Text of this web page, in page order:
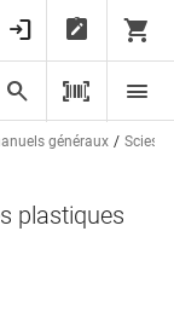
généraux Scies,
plastiques